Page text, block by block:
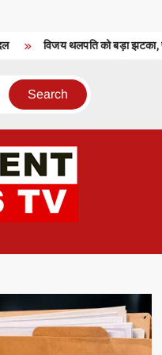
विजय थलपति को बड़ा झटका,